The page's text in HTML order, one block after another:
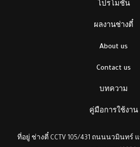
โปรโมชั่น
ผลงานช่างตี๋
About us
Contact us
บทความ
คู่มือการใช้งาน
ที่อยู่ ช่างตี๋ CCTV 105/431 ถนนนวมินทร์